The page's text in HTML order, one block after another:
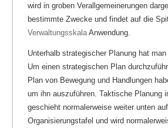
wird in groben Verallgemeinerungen
bestimmte Zwecke und findet auf die
Verwaltungsskala Anwendung.
Unterhalb strategischer Planung hat
Um einen strategischen Plan
Plan von Bewegung und Handlungen
um ihn auszuführen. Taktische Planung
geschieht normalerweise weiter unten
Organisierungstafel und wird